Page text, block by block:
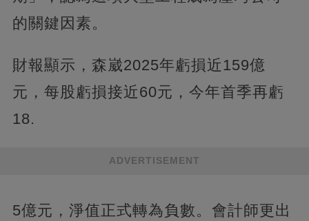
的關鍵因素。
財報顯示，森崴2025年虧損近159億
元，每股虧損接近60元，今年首季再虧
18.
ADVERTISEMENT
5億元，淨值正式轉為負數。會計師更出